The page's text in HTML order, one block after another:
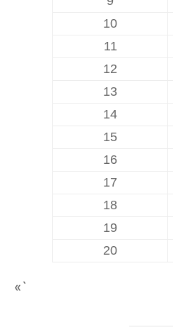
10
11
12
13
14
15
16
17
18
19
20
«`